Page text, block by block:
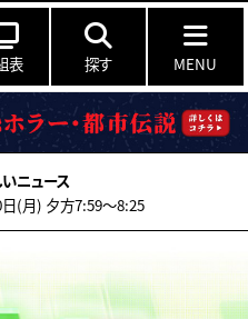
表 探す MENU
ニュース
(月) 夕方7:59〜8:25